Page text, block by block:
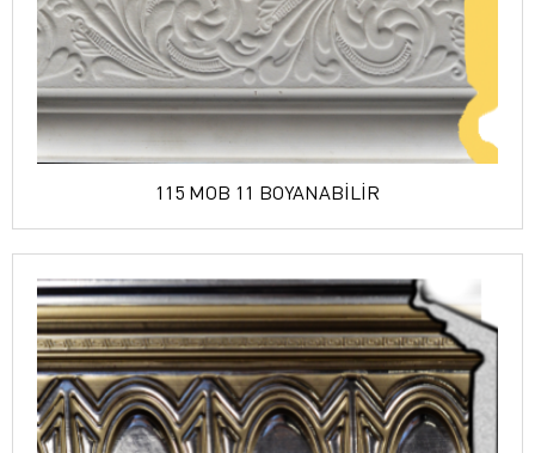
115 MOB 11 BOYANABİLİR